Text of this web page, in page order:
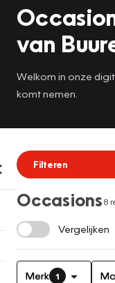
van
Welkom in onze
komt nemen.
Filteren
Occasions8
Vergelijken
Merk 1